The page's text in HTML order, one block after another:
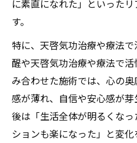
に素直になれた」といった
す。
特に、天啓気功治療や療法
醒や天啓気功治療や療法で
み合わせた施術では、心の
感が薄れ、自信や安心感が
後は「生活全体が明るくな
ションも楽になった」と変